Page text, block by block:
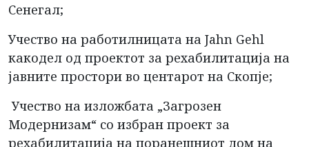
Сенегал;
Учество на работилницата на Jahn Gehl
какодел од проектот за рехабилитација на
јавните простори во центарот на Скопје;
Учество на изложбата „Загрозен
Модернизам“ со избран проект за
рехабилитација на поранешниот дом на